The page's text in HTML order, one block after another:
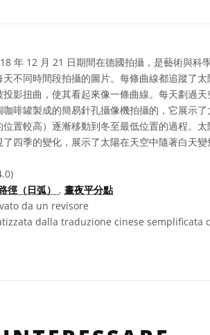
年 12 月 21 日期間在德國拍攝，是藝術與科
不同時間段拍攝的圖片。每條曲線都追蹤了
影扭曲，使其看起來像一條曲線。每天劃過天
啡罐製成的簡易針孔攝像機拍攝的，它展示了
置較高）逐漸移動到冬至最低位置的過程。太
四季的變化，展示了太陽在天空中隨著白天
徑（日弧） , 晝夜平分點
da un revisore
dalla traduzione cinese semplificata